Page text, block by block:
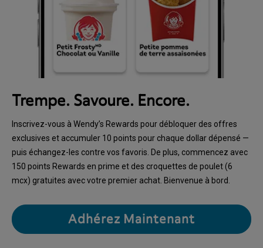
Trempe. Savoure. Encore.
Inscrivez-vous à Wendy’s Rewards pour débloquer des offres
exclusives et accumuler 10 points pour chaque dollar dépensé —
puis échangez-les contre vos favoris. De plus, commencez avec
150 points Rewards en prime et des croquettes de poulet (6
mcx) gratuites avec votre premier achat. Bienvenue à bord.
Adhérez Maintenant